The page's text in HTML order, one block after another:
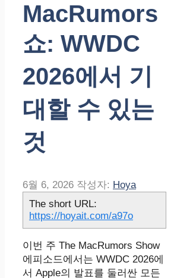
MacRumors
쇼: WWDC
2026에서 기
대할 수 있는
것
6월 6, 2026 작성자: Hoya
The short URL:
https://hoyait.com/a97o
이번 주 The MacRumors Show
에피소드에서는 WWDC 2026에
서 Apple의 발표를 둘러싼 모든